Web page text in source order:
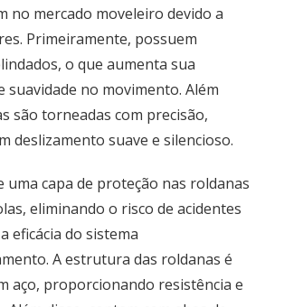
no mercado moveleiro devido a
Primeiramente, possuem
o que aumenta sua
suavidade no movimento. Além
são torneadas com precisão,
deslizamento suave e silencioso.
uma capa de proteção nas roldanas
eliminando o risco de acidentes
eficácia do sistema
A estrutura das roldanas é
aço, proporcionando resistência e